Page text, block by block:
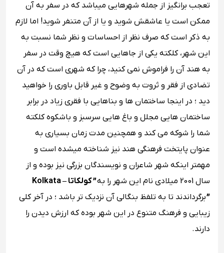
تعجب برانگیز از جمله شهرهایی میباشد که در سفر به آن
ممکن است یا عاشقش شوید و یا از آن متنفر شوید! اما لازم
به ذکر است که صرف نظر از احساسات و نظر شما نسبت به
این شهر، کلکته یکی از جاهایی است که هیچ وقت در سفر
به هند آن را فراموش نمی کنید، چرا که شهری است که در آن
تضادی از فقر و ثروت به وضوح و غیر قابل باوری را خواهید
دید ؛ در اینجا ساختمان ‌ها و بناهایی با فقری زیاد در برابر
ساختمان‌ هایی مجلل و باغ‌ هایی سرسبز و باشکوه کلکته
شما را شوکه می کند و همچنین مدت زمان بسیاری به
عنوان پایتخت فرهنگی هند نیز شناخته میشده است و
مهمتر اینکه شهر شاعران و نویسندگان بزرگی نیز بوده و از
سال 2001 میلادی نام این شهر را به
” کولکاتا – Kolkata
”برگرداندند تا به تلفظ بنگالی آن نزدیک ‌تر باشد ؛ در آخر کلی
زیبایی و فرهنگ متنوع در این شهر بوده که ارزش دیدن را
دارند.